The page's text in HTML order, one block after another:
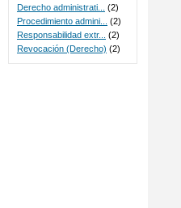
Derecho administrati...
(2)
Procedimiento admini...
(2)
Responsabilidad extr...
(2)
Revocación (Derecho) (2)